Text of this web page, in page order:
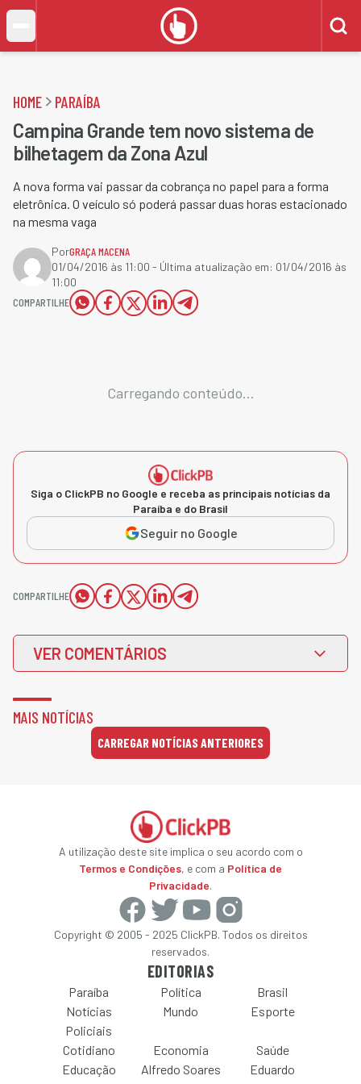
HOME PARAÍBA
Campina Grande tem novo sistema de
bilhetagem da Zona Azul
A nova forma vai passar da cobrança no papel para a forma
eletrônica. O veículo só poderá passar duas horas estacionado
na mesma vaga
PorGRAÇA MACENA
01/04/2016 às 11:00 - Última atualização em: 01/04/2016 às
11:00
COMPARTILHE
Carregando conteúdo...
Siga o ClickPB no Google e receba as principais notícias da
Paraíba e do Brasil
Seguir no Google
COMPARTILHE
VER COMENTÁRIOS
MAIS NOTÍCIAS
CARREGAR NOTÍCIAS ANTERIORES
A utilização deste site implica o seu acordo com o
Termos e Condições, e com a Política de
Privacidade.
Copyright © 2005 - 2025 ClickPB. Todos os direitos
reservados.
EDITORIAS
Paraíba Política
Brasil
Notícias
Policiais
Mundo Esporte
Cotidiano Economia
Saúde
Educação
Alfredo Soares
Eduardo